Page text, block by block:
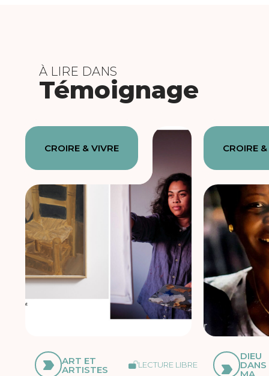
À LIRE DANS
Témoignage
CROIRE & VIVRE
ART ET
ARTISTES LECTURE LIBRE
CROIRE
DIEU
DANS